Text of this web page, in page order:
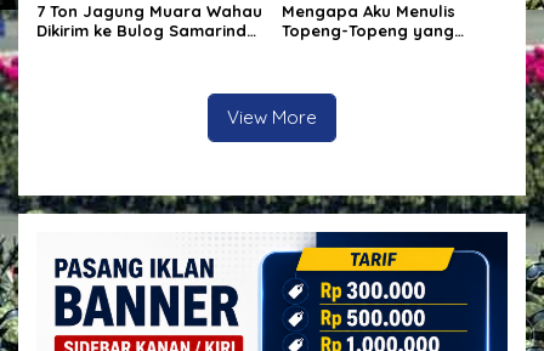
7 Ton Jagung Muara Wahau
Dikirim ke Bulog Samarinda!
Mengapa Aku Menulis
Topeng-Topeng yang
View More